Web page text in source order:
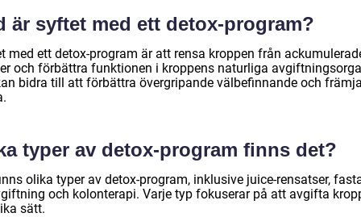
är syftet med ett detox-program?
med ett detox-program är att rensa kroppen från
och förbättra funktionen i kroppens naturliga
bidra till att förbättra övergripande välbefinnande och
typer av detox-program finns det?
olika typer av detox-program, inklusive juice-rensatser,
och kolonterapi. Varje typ fokuserar på att avgifta
sätt.